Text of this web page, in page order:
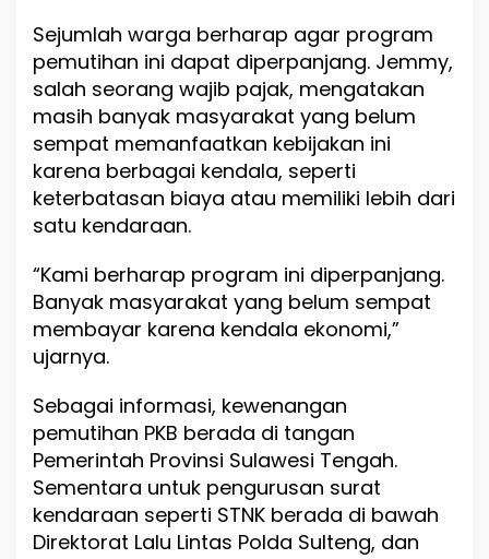
Sejumlah warga berharap agar program
pemutihan ini dapat diperpanjang. Jemmy,
salah seorang wajib pajak, mengatakan
masih banyak masyarakat yang belum
sempat memanfaatkan kebijakan ini
karena berbagai kendala, seperti
keterbatasan biaya atau memiliki lebih dari
satu kendaraan.
“Kami berharap program ini diperpanjang.
Banyak masyarakat yang belum sempat
membayar karena kendala ekonomi,”
ujarnya.
Sebagai informasi, kewenangan
pemutihan PKB berada di tangan
Pemerintah Provinsi Sulawesi Tengah.
Sementara untuk pengurusan surat
kendaraan seperti STNK berada di bawah
Direktorat Lalu Lintas Polda Sulteng, dan